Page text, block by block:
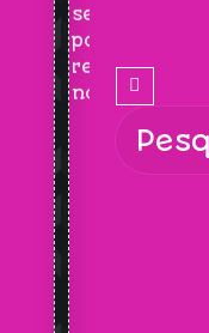
se
para
receber
novidades!